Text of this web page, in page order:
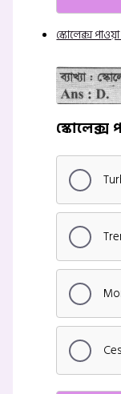
স্কোলেক্স
স্কোলেক্স